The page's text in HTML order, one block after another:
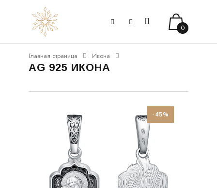
0
Главная страница Икона
AG 925 ИКОНА
-45%